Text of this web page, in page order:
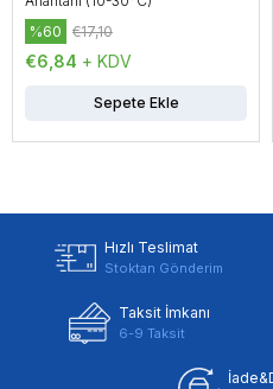
€6,84 + KDV
%60 €17,10
Sepete Ekle
Hızlı Teslimat
Stoktan Gönderim
Taksit İmkanı
6-9 Taksit